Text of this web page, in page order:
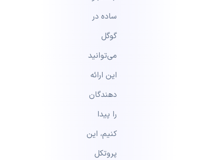
ساده در
گوگل
می‌توانید
این ارائه
دهندگان
را پیدا
کنیم، این
پروتکل